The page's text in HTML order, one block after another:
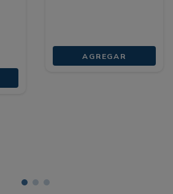
AGREGAR